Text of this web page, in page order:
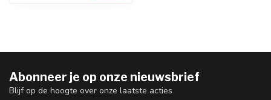
Abonneer je op onze nieuwsbrief
Blijf op de hoogte over onze laatste acties